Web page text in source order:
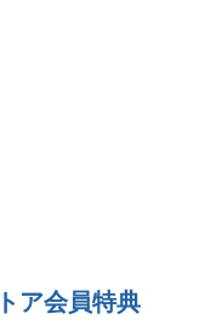
ア会員特典